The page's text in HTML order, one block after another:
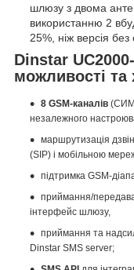
шлюзу з двома
використанню 2
25%, ніж версія без
Dinstar
можливості та
8 GSM-каналів (СИМ-
незалежного
маршрутизація
(SIP) і мобільною
підтримка GSM-
приймання/
інтерфейс шлюзу,
приймання та
Dinstar SMS server;